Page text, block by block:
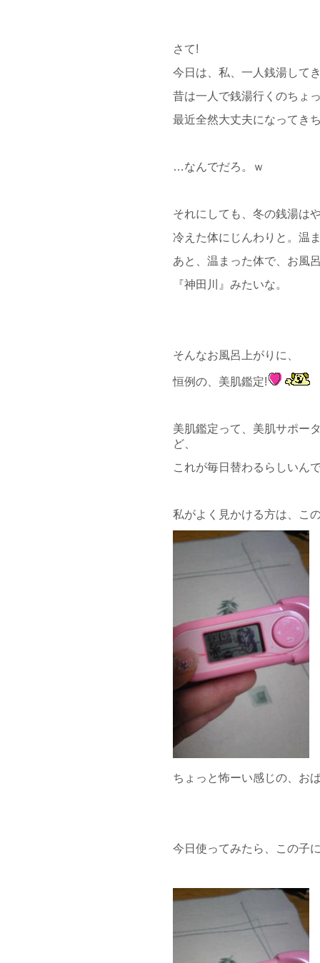
さて!
今日は、私、一人銭湯して
昔は一人で銭湯行くのちょ
最近全然大丈夫になってき
…なんでだろ。ｗ
それにしても、冬の銭湯は
冷えた体にじんわりと。温
あと、温まった体で、お風
『神田川』みたいな。
そんなお風呂上がりに、
恒例の、美肌鑑定!
美肌鑑定って、美肌サポー
ど、
これが毎日替わるらしいん
私がよく見かける方は、こ
ちょっと怖ーい感じの、お
今日使ってみたら、この子